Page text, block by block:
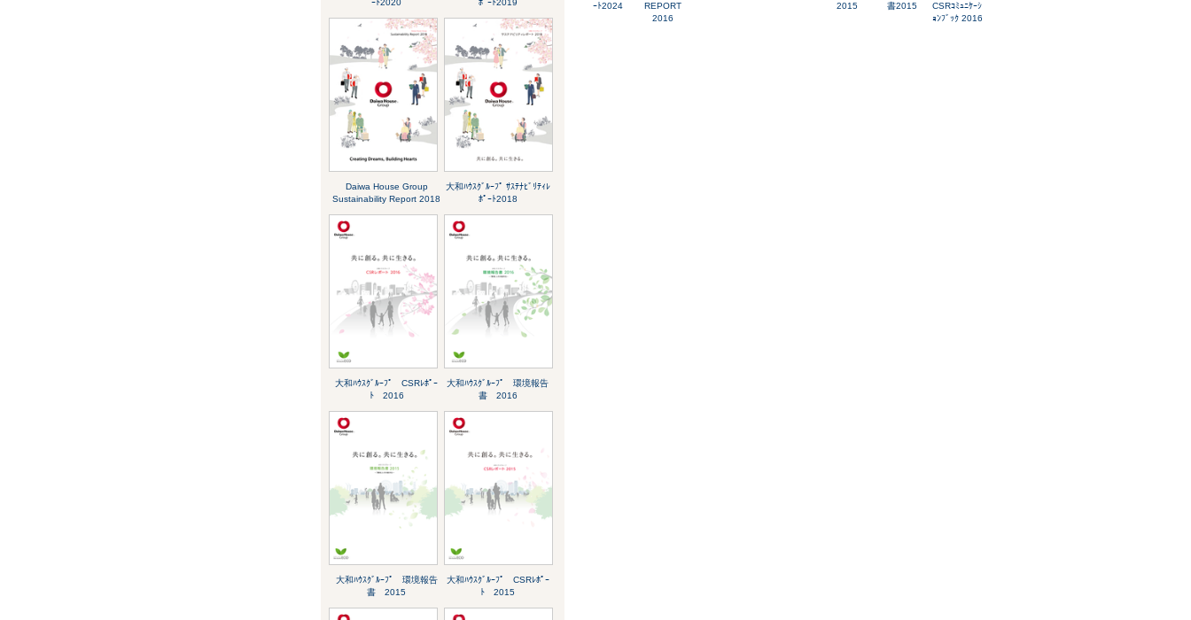
Daiwa House Group
Sustainability Report 2018
大和ﾊｳｽｸﾞﾙｰﾌﾟ ｻｽﾃﾅﾋﾞﾘﾃｨﾚ
ﾎﾟｰﾄ2018
大和ﾊｳｽｸﾞﾙｰﾌﾟ CSRﾚﾎﾟｰ
ﾄ 2016
大和ﾊｳｽｸﾞﾙｰﾌﾟ 環境報告
書 2016
大和ﾊｳｽｸﾞﾙｰﾌﾟ 環境報告
書 2015
大和ﾊｳｽｸﾞﾙｰﾌﾟ CSRﾚﾎﾟｰ
ﾄ 2015
ｰﾄ2024
REPORT
2016
2015
書2015
CSRｺﾐｭﾆｹｰｼ
ｮﾝﾌﾞｯｸ 2016